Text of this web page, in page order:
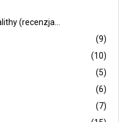
(recenzja...
(9)
(10)
(5)
(6)
(7)